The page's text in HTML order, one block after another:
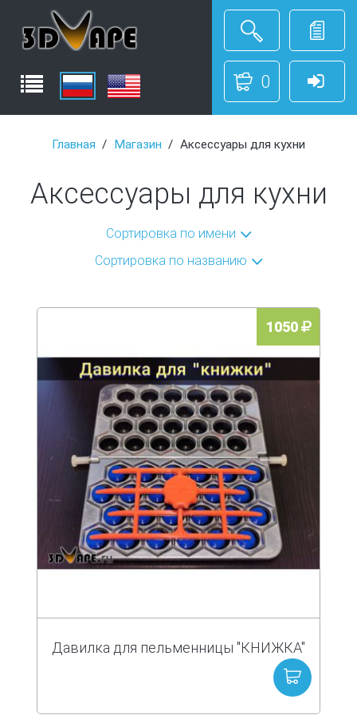
0
Главная Магазин Аксессуары для кухни
Аксессуары для кухни
Сортировка по имени
Сортировка по названию
1050
Давилка для пельменницы "КНИЖКА"